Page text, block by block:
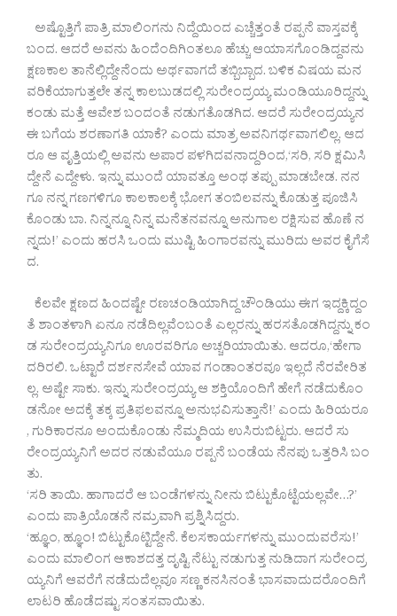
ಅಷ್ಟೊತ್ತಿಗೆ ಪಾತ್ರಿ ಮಾಲಿಂಗನು ನಿದ್ದೆಯಿಂದ ಎಚ್ಚೆತ್ತಂತೆ ರಪ್ಪನೆ ವಾಸ್ತವಕ್ಕೆ
ಬಂದ. ಆದರೆ ಅವನು ಹಿಂದೆಂದಿಗಿಂತಲೂ ಹೆಚ್ಚು ಆಯಾಸಗೊಂಡಿದ್ದವನು
ಕ್ಷಣಕಾಲ ತಾನೆಲ್ಲಿದ್ದೇನೆಂದು ಅರ್ಥವಾಗದೆ ತಬ್ಬಿಬ್ಬಾದ. ಬಳಿಕ ವಿಷಯ ಮನ
ವರಿಕೆಯಾಗುತ್ತಲೇ ತನ್ನ ಕಾಲಬುಡದಲ್ಲಿ ಸುರೇಂದ್ರಯ್ಯ ಮಂಡಿಯೂರಿದ್ದನ್ನು
ಕಂಡು ಮತ್ತೆ ಆವೇಶ ಬಂದಂತೆ ನಡುಗತೊಡಗಿದ. ಆದರೆ ಸುರೇಂದ್ರಯ್ಯನ
ಈ ಬಗೆಯ ಶರಣಾಗತಿ ಯಾಕೆ? ಎಂದು ಮಾತ್ರ ಅವನಿಗರ್ಥವಾಗಲಿಲ್ಲ. ಆದ
ರೂ ಆ ವೃತ್ತಿಯಲ್ಲಿ ಅವನು ಅಪಾರ ಪಳಗಿದವನಾದ್ದರಿಂದ,‘ಸರಿ, ಸರಿ ಕ್ಷಮಿಸಿ
ದ್ದೇನೆ ಎದ್ದೇಳು. ಇನ್ನು ಮುಂದೆ ಯಾವತ್ತೂ ಅಂಥ ತಪ್ಪು ಮಾಡಬೇಡ. ನನ
ಗೂ ನನ್ನ ಗಣಗಳಿಗೂ ಕಾಲಕಾಲಕ್ಕೆ ಭೋಗ ತಂಬಿಲವನ್ನು ಕೊಡುತ್ತ ಪೂಜಿಸಿ
ಕೊಂಡು ಬಾ. ನಿನ್ನನ್ನೂ ನಿನ್ನ ಮನೆತನವನ್ನೂ ಅನುಗಾಲ ರಕ್ಷಿಸುವ ಹೊಣೆ ನ
ನ್ನದು!’ ಎಂದು ಹರಸಿ ಒಂದು ಮುಷ್ಟಿ ಹಿಂಗಾರವನ್ನು ಮುರಿದು ಅವರ ಕೈಗೆಸೆ
ದ.
ಕೆಲವೇ ಕ್ಷಣದ ಹಿಂದಷ್ಟೇ ರಣಚಂಡಿಯಾಗಿದ್ದ ಚೌಂಡಿಯು ಈಗ ಇದ್ದಕ್ಕಿದ್ದಂ
ತೆ ಶಾಂತಳಾಗಿ ಏನೂ ನಡೆದಿಲ್ಲವೆಂಬಂತೆ ಎಲ್ಲರನ್ನು ಹರಸತೊಡಗಿದ್ದನ್ನು ಕಂ
ಡ ಸುರೇಂದ್ರಯ್ಯನಿಗೂ ಊರವರಿಗೂ ಅಚ್ಚರಿಯಾಯಿತು. ಆದರೂ,‘ಹೇಗಾ
ದರಿರಲಿ. ಒಟ್ಟಾರೆ ದರ್ಶನಸೇವೆ ಯಾವ ಗಂಡಾಂತರವೂ ಇಲ್ಲದೆ ನೆರವೇರಿತ
ಲ್ಲ. ಅಷ್ಟೇ ಸಾಕು. ಇನ್ನು ಸುರೇಂದ್ರಯ್ಯ ಆ ಶಕ್ತಿಯೊಂದಿಗೆ ಹೇಗೆ ನಡೆದುಕೊಂ
ಡನೋ ಅದಕ್ಕೆ ತಕ್ಕ ಪ್ರತಿಫಲವನ್ನೂ ಅನುಭವಿಸುತ್ತಾನೆ!’ ಎಂದು ಹಿರಿಯರೂ
, ಗುರಿಕಾರನೂ ಅಂದುಕೊಂಡು ನೆಮ್ಮದಿಯ ಉಸಿರುಬಿಟ್ಟರು. ಆದರೆ ಸು
ರೇಂದ್ರಯ್ಯನಿಗೆ ಅದರ ನಡುವೆಯೂ ರಪ್ಪನೆ ಬಂಡೆಯ ನೆನಪು ಒತ್ತರಿಸಿ ಬಂ
ತು.
‘ಸರಿ ತಾಯಿ. ಹಾಗಾದರೆ ಆ ಬಂಡೆಗಳನ್ನು ನೀನು ಬಿಟ್ಟುಕೊಟ್ಟೆಯಲ್ಲವೇ…?’
ಎಂದು ಪಾತ್ರಿಯೊಡನೆ ನಮ್ರವಾಗಿ ಪ್ರಶ್ನಿಸಿದ್ದರು.
‘ಹ್ಞೂಂ, ಹ್ಞೂಂ! ಬಿಟ್ಟುಕೊಟ್ಟಿದ್ದೇನೆ. ಕೆಲಸಕಾರ್ಯಗಳನ್ನು ಮುಂದುವರೆಸು!’
ಎಂದು ಮಾಲಿಂಗ ಆಕಾಶದತ್ತ ದೃಷ್ಟಿ ನೆಟ್ಟು ನಡುಗುತ್ತ ನುಡಿದಾಗ ಸುರೇಂದ್ರ
ಯ್ಯನಿಗೆ ಆವರೆಗೆ ನಡೆದುದೆಲ್ಲವೂ ಸಣ್ಣ ಕನಸಿನಂತೆ ಭಾಸವಾದುದರೊಂದಿಗೆ
ಲಾಟರಿ ಹೊಡೆದಷ್ಟು ಸಂತಸವಾಯಿತು.